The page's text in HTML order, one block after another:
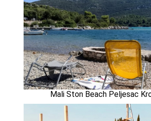
Mali Ston Beach Peljesac